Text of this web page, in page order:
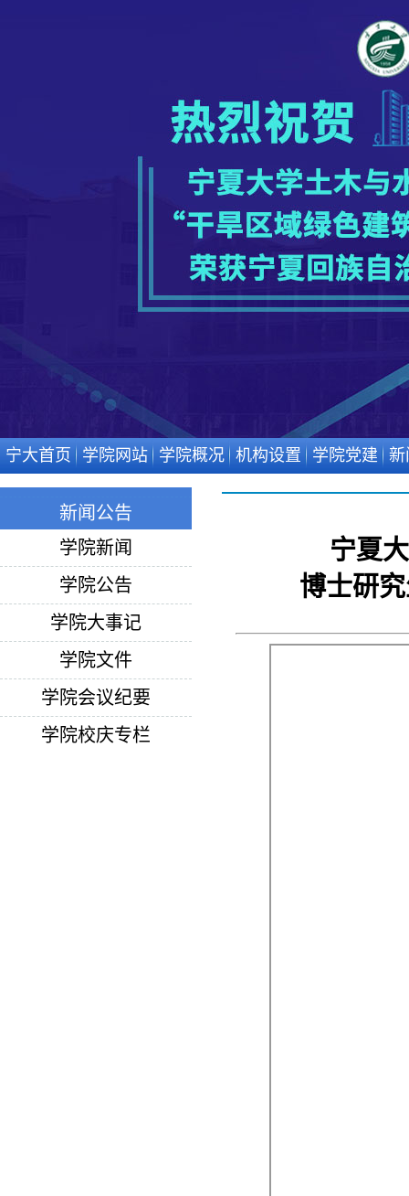
宁大首页 学院网站 学院概况 机构设置 学院党建 新
新闻公告
学院新闻
学院公告
学院大事记
学院文件
学院会议纪要
学院校庆专栏
宁夏
博士研